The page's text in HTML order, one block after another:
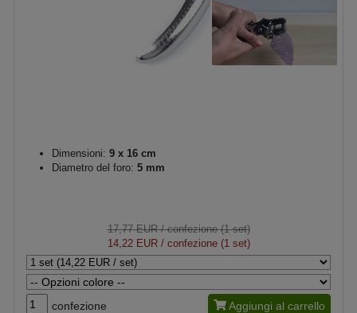
Dimensioni: 9 x 16 cm
Diametro del foro: 5 mm
17,77 EUR/ confezione (1 set)
14,22 EUR/ confezione (1 set)
confezione Aggiungi al carrello